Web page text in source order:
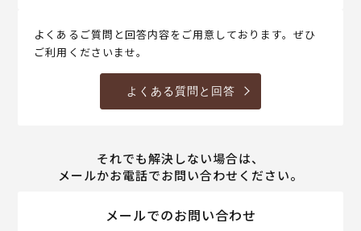
よくあるご質問と回答内容をご用意しております。ぜひ
ご利用くださいませ。
よくある質問と回答
それでも解決しない場合は、
メールかお電話でお問い合わせください。
メールでのお問い合わせ